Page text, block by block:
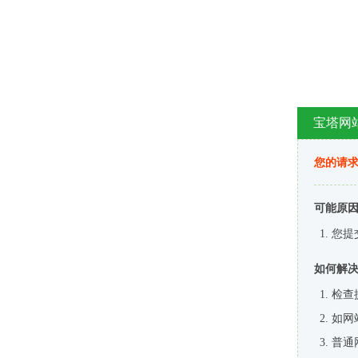
宝塔网
您的请
可能原
您提
如何解
检查
如网
普通